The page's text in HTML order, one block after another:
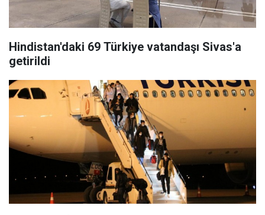
Hindistan'daki 69 Türkiye vatandaşı Sivas'a
getirildi